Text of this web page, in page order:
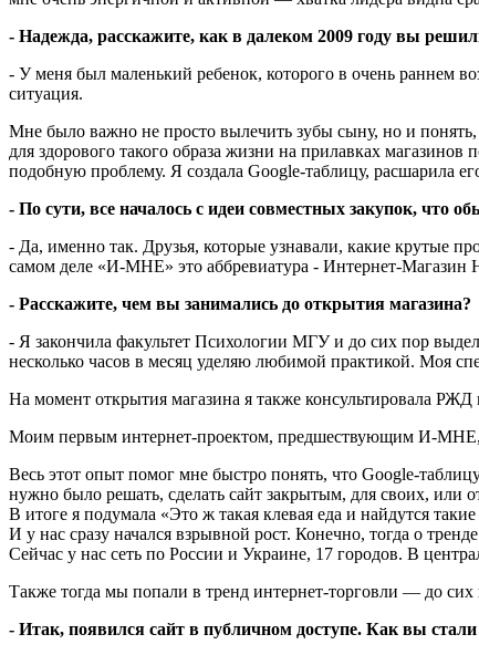
- Надежда, расскажите, как в далеком 2009 году вы
- У меня был маленький ребенок, которого в очень раннем
ситуация.
Мне было важно не просто вылечить зубы сыну, но и
для здорового такого образа жизни на прилавках
подобную проблему. Я создала Google-таблицу, расшарила
- По сути, все началось с идеи совместных закупок, что
- Да, именно так. Друзья, которые узнавали, какие крутые
самом деле «И-МНЕ» это аббревиатура - Интернет-Магазин
- Расскажите, чем вы занимались до открытия магазина?
- Я закончила факультет Психологии МГУ и до сих пор
несколько часов в месяц уделяю любимой практикой. Моя
На момент открытия магазина я также консультировала
Моим первым интернет-проектом, предшествующим И-МНЕ,
Весь этот опыт помог мне быстро понять, что Google-
нужно было решать, сделать сайт закрытым, для своих, или
В итоге я подумала «Это ж такая клевая еда и найдутся
И у нас сразу начался взрывной рост. Конечно, тогда о
Сейчас у нас сеть по России и Украине, 17 городов. В
Также тогда мы попали в тренд интернет-торговли — до
- Итак, появился сайт в публичном доступе. Как вы стали